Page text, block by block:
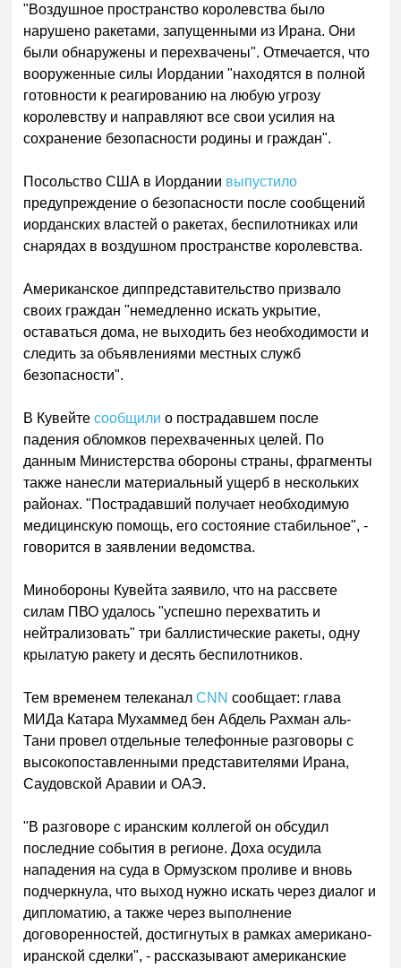
"Воздушное пространство королевства было
нарушено ракетами, запущенными из Ирана. Они
были обнаружены и перехвачены". Отмечается, что
вооруженные силы Иордании "находятся в полной
готовности к реагированию на любую угрозу
королевству и направляют все свои усилия на
сохранение безопасности родины и граждан".
Посольство США в Иордании выпустило
предупреждение о безопасности после сообщений
иорданских властей о ракетах, беспилотниках или
снарядах в воздушном пространстве королевства.
Американское диппредставительство призвало
своих граждан "немедленно искать укрытие,
оставаться дома, не выходить без необходимости и
следить за объявлениями местных служб
безопасности".
В Кувейтесообщили о пострадавшем после
падения обломков перехваченных целей. По
данным Министерства обороны страны, фрагменты
также нанесли материальный ущерб в нескольких
районах. "Пострадавший получает необходимую
медицинскую помощь, его состояние стабильное", -
говорится в заявлении ведомства.
Минобороны Кувейта заявило, что на рассвете
силам ПВО удалось "успешно перехватить и
нейтрализовать" три баллистические ракеты, одну
крылатую ракету и десять беспилотников.
Тем временем телеканалCNN сообщает: глава
МИДа Катара Мухаммед бен Абдель Рахман аль-
Тани провел отдельные телефонные разговоры с
высокопоставленными представителями Ирана,
Саудовской Аравии и ОАЭ.
"В разговоре с иранским коллегой он обсудил
последние события в регионе. Доха осудила
нападения на суда в Ормузском проливе и вновь
подчеркнула, что выход нужно искать через диалог и
дипломатию, а также через выполнение
договоренностей, достигнутых в рамках американо-
иранской сделки", - рассказывают американские